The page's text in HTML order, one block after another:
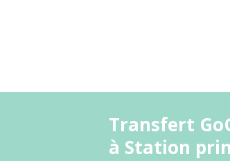
Transfert
à Station